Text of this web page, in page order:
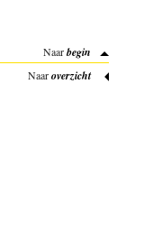
Naarbegin
Naaroverzicht